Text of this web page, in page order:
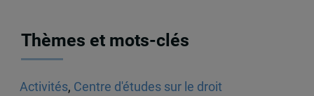
Thèmes et mots-clés
Activités, Centre d'études sur le droit